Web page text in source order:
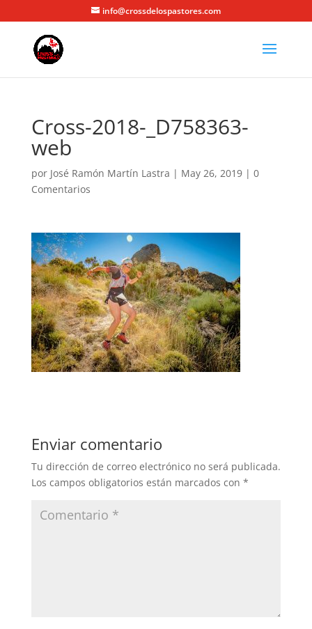
info@crossdelospastores.com
Cross-2018-_D758363-
web
por José Ramón Martín Lastra | May 26, 2019| 0
Comentarios
Enviar comentario
Tu dirección de correo electrónico no será publicada.
Los campos obligatorios están marcados con *